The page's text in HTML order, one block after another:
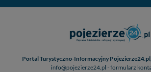
Portal Turystyczno-Informacyjny Pojezierze24.pl,
info@pojezierze24.pl - formularz